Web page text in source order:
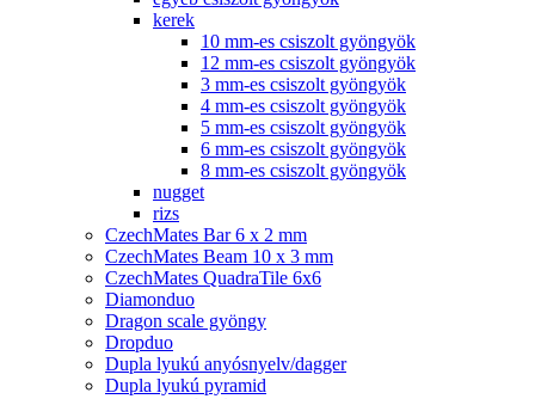
kerek
10 mm-es csiszolt gyöngyök
12 mm-es csiszolt gyöngyök
3 mm-es csiszolt gyöngyök
4 mm-es csiszolt gyöngyök
5 mm-es csiszolt gyöngyök
6 mm-es csiszolt gyöngyök
8 mm-es csiszolt gyöngyök
nugget
rizs
CzechMates Bar 6 x 2 mm
CzechMates Beam 10 x 3 mm
CzechMates QuadraTile 6x6
Diamonduo
Dragon scale gyöngy
Dropduo
Dupla lyukú anyósnyelv/dagger
Dupla lyukú pyramid